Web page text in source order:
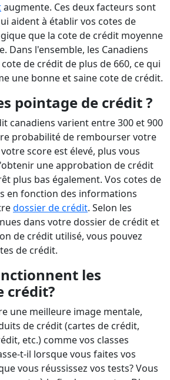
augmente. Ces deux facteurs sont
aident à établir vos cotes de
que la cote de crédit moyenne
Dans l'ensemble, les Canadiens
de crédit de plus de 660, ce qui
une bonne et saine cote de crédit.
pointage de crédit ?
canadiens varient entre 300 et 900
probabilité de rembourser votre
score est élevé, plus vous
une approbation de crédit
plus bas également. Vos cotes de
en fonction des informations
dossier de crédit. Selon les
dans votre dossier de crédit et
de crédit utilisé, vous pouvez
de crédit.
les
crédit?
une meilleure image mentale,
de crédit (cartes de crédit,
etc.) comme vos classes
t-il lorsque vous faites vos
vous réussissez vos tests? Vous